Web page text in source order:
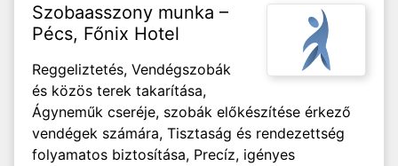
Szobaasszony munka –
Pécs, Főnix Hotel
Reggeliztetés, Vendégszobák
és közös terek takarítása,
Ágyneműk cseréje, szobák előkészítése érkező
vendégek számára, Tisztaság és rendezettség
folyamatos biztosítása, Precíz, igényes